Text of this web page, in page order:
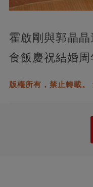
霍啟剛與郭晶
食飯慶祝結婚周
版權所有，禁止轉載。